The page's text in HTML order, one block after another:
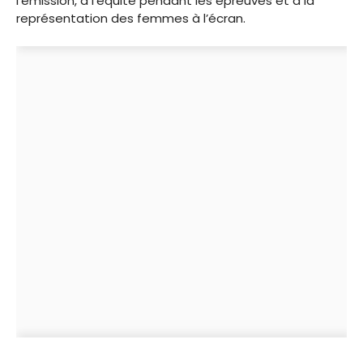
représentation des femmes à l’écran.